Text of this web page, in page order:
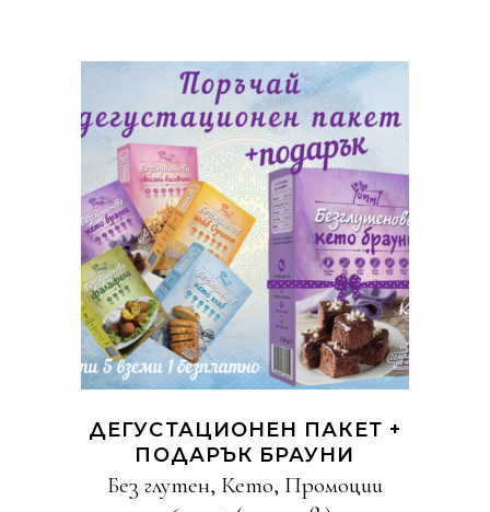
КУПИ
ДЕГУСТАЦИОНЕН ПАКЕТ +
ПОДАРЪК БРАУНИ
Без глутен, Кето, Промоции